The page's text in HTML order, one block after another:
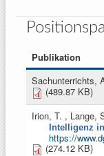
Publikation
Sachunterrichts,
(489.87 KB)
Irion, T. , Lange,
Intelligenz
https://
(274.12 KB)